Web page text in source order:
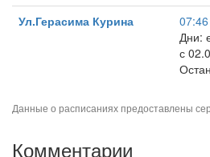
Ул.Герасима Курина
07:46
Дни:
с
Данные о расписаниях предоставлены
Комментарии